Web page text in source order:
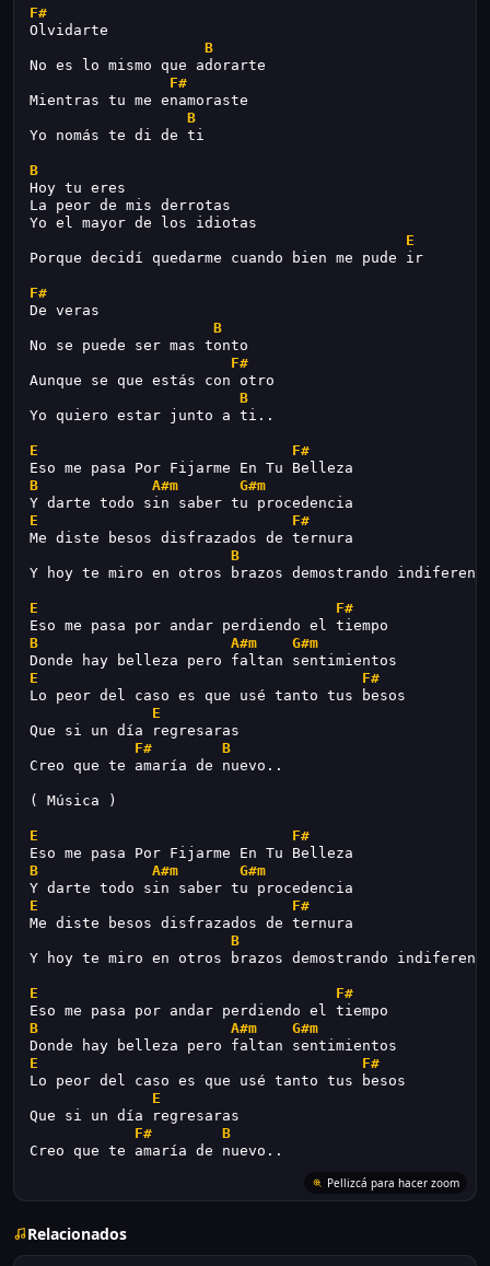
F#
Olvidarte
B
No es lo mismo que adorarte
F#
Mientras tu me enamoraste
B
Yo nomás te di de ti
B
Hoy tu eres
La peor de mis derrotas
Yo el mayor de los idiotas
E
Porque decidí quedarme cuando bien me pude ir
F#
De veras
B
No se puede ser mas tonto
F#
Aunque se que estás con otro
B
Yo quiero estar junto a ti..
E
F#
Eso me pasa Por Fijarme En Tu Belleza
B
A#m
G#m
Y darte todo sin saber tu procedencia
E
F#
Me diste besos disfrazados de ternura
B
Y hoy te miro en otros brazos demostrando
E
F#
Eso me pasa por andar perdiendo el tiempo
B
A#m
G#m
Donde hay belleza pero faltan sentimientos
E
F#
Lo peor del caso es que usé tanto tus besos
E
Que si un día regresaras
F#
B
Creo que te amaría de nuevo..
( Música )
E
F#
Eso me pasa Por Fijarme En Tu Belleza
B
A#m
G#m
Y darte todo sin saber tu procedencia
E
F#
Me diste besos disfrazados de ternura
B
Y hoy te miro en otros brazos demostrando
E
F#
Eso me pasa por andar perdiendo el tiempo
B
A#m
G#m
Donde hay belleza pero faltan sentimientos
E
F#
Lo peor del caso es que usé tanto tus besos
E
Que si un día regresaras
F#
B
Creo que te amaría de nuevo..
Pellizcá para hacer zoom
Relacionados